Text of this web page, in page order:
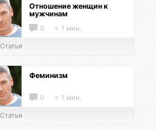
Отношение женщин к
мужчинам
0 < 1 мин.
Статья
Феминизм
0 < 1 мин.
Статья